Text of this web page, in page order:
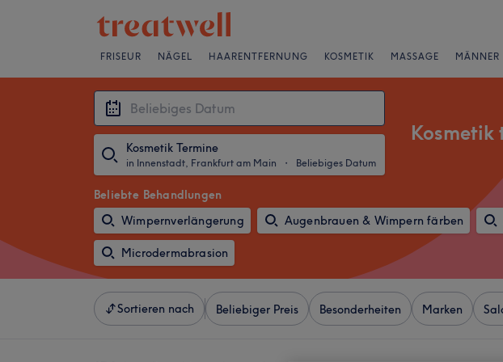
FRISEUR NÄGEL HAARENTFERNUNG KOSMETIK MASSAGE MÄNNER
Kosmetik Termine
in Innenstadt, Frankfurt am Main ・ Beliebiges Datum
Kosmetik
Beliebte Behandlungen
Wimpernverlängerung
Augenbrauen & Wimpern färben
Microdermabrasion
Sortieren nach Beliebiger Preis Besonderheiten Marken